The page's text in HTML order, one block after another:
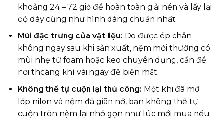
khoảng 24 – 72 giờ để hoàn toàn giải nén và lấy lại
độ dày cũng như hình dáng chuẩn nhất.
Mùi đặc trưng của vật liệu: Do được ép chân
không ngay sau khi sản xuất, nệm mới thường có
mùi nhẹ từ foam hoặc keo chuyên dụng, cần để
nơi thoáng khí vài ngày để biến mất.
Không thể tự cuộn lại thủ công: Một khi đã mở
lớp nilon và nệm đã giãn nở, bạn không thể tự
cuộn tròn nệm lại nhỏ gọn như lúc mới mua nếu